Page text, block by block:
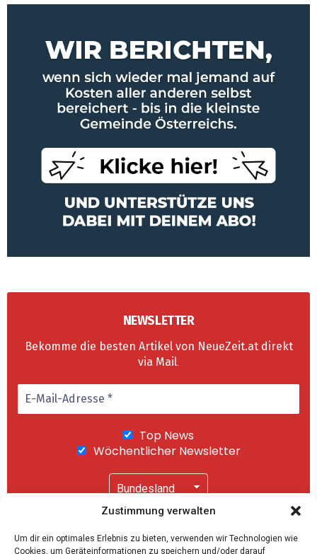
Zustimmung verwalten
Um dir ein optimales Erlebnis zu bieten, verwenden wir Technologien wie
Cookies, um Geräteinformationen zu speichern und/oder darauf
NEWSLETTER
Bekomme die besten Artikel von NeueZeit.at direkt
via Mail.
Top News
Wöchentlicher Newsletter
"Abonnieren" akzeptierst Du unsere